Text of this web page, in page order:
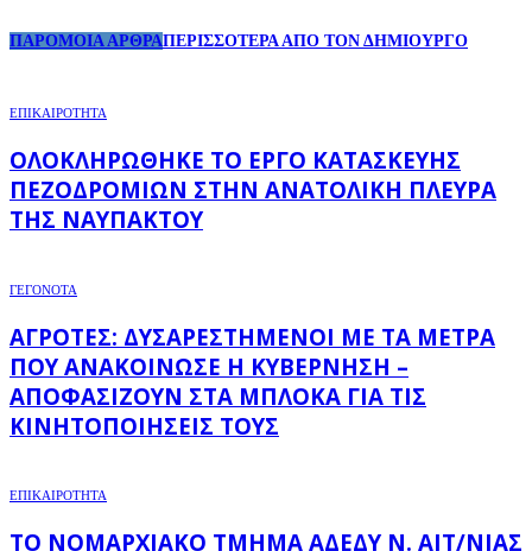
ΠΑΡΟΜΟΙΑ ΑΡΘΡΑΠΕΡΙΣΣΟΤΕΡΑ ΑΠΟ ΤΟΝ ΔΗΜΙΟΥΡΓΟ
ΕΠΙΚΑΙΡΟΤΗΤΑ
ΟΛΟΚΛΗΡΏΘΗΚΕ ΤΟ ΈΡΓΟ ΚΑΤΑΣΚΕΥΉΣ
ΠΕΖΟΔΡΟΜΊΩΝ ΣΤΗΝ ΑΝΑΤΟΛΙΚΉ ΠΛΕΥΡΆ
ΤΗΣ ΝΑΥΠΆΚΤΟΥ
ΓΕΓΟΝΟΤΑ
ΑΓΡΌΤΕΣ: ΔΥΣΑΡΕΣΤΗΜΈΝΟΙ ΜΕ ΤΑ ΜΈΤΡΑ
ΠΟΥ ΑΝΑΚΟΊΝΩΣΕ Η ΚΥΒΈΡΝΗΣΗ –
ΑΠΟΦΑΣΊΖΟΥΝ ΣΤΑ ΜΠΛΌΚΑ ΓΙΑ ΤΙΣ
ΚΙΝΗΤΟΠΟΙΉΣΕΙΣ ΤΟΥΣ
ΕΠΙΚΑΙΡΟΤΗΤΑ
ΤΟ ΝΟΜΑΡΧΙΑΚΌ ΤΜΉΜΑ ΑΔΕΔΥ Ν. ΑΙΤ/ΝΊΑΣ